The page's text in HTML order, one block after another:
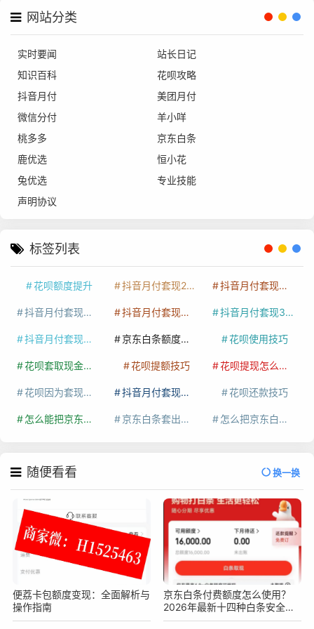
网站分类
实时要闻
站长日记
知识百科
花呗攻略
抖音月付
美团月付
微信分付
羊小咩
桃多多
京东白条
鹿优选
恒小花
兔优选
专业技能
声明协议
标签列表
花呗额度提升 抖音月付套现24小时接单 抖音月付套现怎么套
抖音月付套现多少手续费 抖音月付套现商家有哪些 抖音月付套现30秒技巧
抖音月付套现最新方法 京东白条额度提升 花呗使用技巧
花呗套取现金最佳方法 花呗提额技巧 花呗提现怎么操作
花呗因为套现被限额了这种情况要多久才会好 抖音月付套现秒回100起 花呗还款技巧
怎么能把京东白条额度钱套出来 京东白条套出来手续费多少 怎么把京东白条的钱取出来
随便看看 换一换
便荔卡包额度变现：全面解析与
操作指南
京东白条付费额度怎么使用？
2026年最新十四种白条安全操
作方法